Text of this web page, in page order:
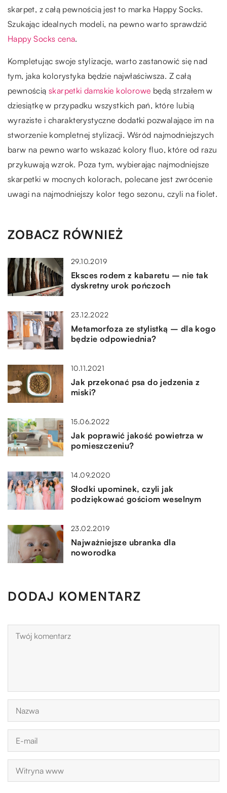
skarpet, z całą pewnością jest to marka Happy Socks.
Szukając idealnych modeli, na pewno warto sprawdzić
Happy Socks cena.
Kompletując swoje stylizacje, warto zastanowić się nad
tym, jaka kolorystyka będzie najwłaściwsza. Z całą
pewnościąskarpetki damskie kolorowe będą strzałem w
dziesiątkę w przypadku wszystkich pań, które lubią
wyraziste i charakterystyczne dodatki pozwalające im na
stworzenie kompletnej stylizacji. Wśród najmodniejszych
barw na pewno warto wskazać kolory fluo, które od razu
przykuwają wzrok. Poza tym, wybierając najmodniejsze
skarpetki w mocnych kolorach, polecane jest zwrócenie
uwagi na najmodniejszy kolor tego sezonu, czyli na fiolet.
ZOBACZ RÓWNIEŻ
29.10.2019
Eksces rodem z kabaretu – nie tak
dyskretny urok pończoch
23.12.2022
Metamorfoza ze stylistką – dla kogo
będzie odpowiednia?
10.11.2021
Jak przekonać psa do jedzenia z
miski?
15.06.2022
Jak poprawić jakość powietrza w
pomieszczeniu?
14.09.2020
Słodki upominek, czyli jak
podziękować gościom weselnym
23.02.2019
Najważniejsze ubranka dla
noworodka
DODAJ KOMENTARZ